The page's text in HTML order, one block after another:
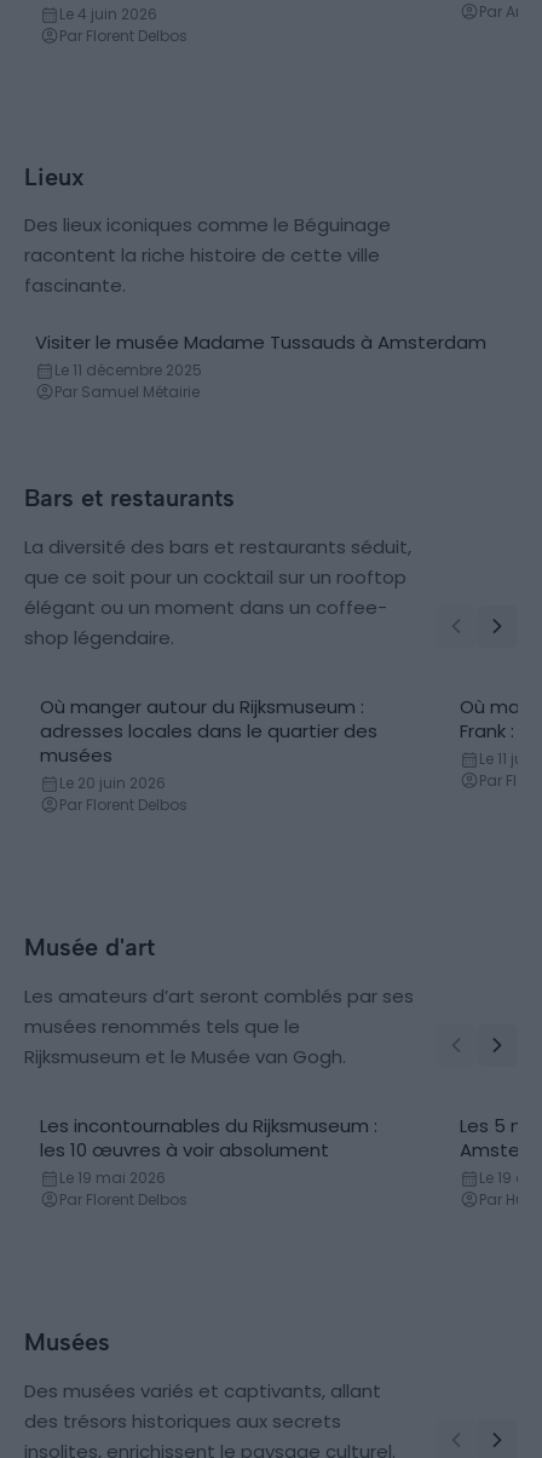
l’avance
Le 4 juin 2026
Par Florent Delbos
Par
Lieux
Des lieux iconiques comme le Béguinage
racontent la riche histoire de cette ville
fascinante.
Musée de cire
Visiter le musée Madame Tussauds à Amsterdam
Le 11 décembre 2025
Par Samuel Métairie
Bars et restaurants
La diversité des bars et restaurants séduit,
que ce soit pour un cocktail sur un rooftop
élégant ou un moment dans un coffee-
shop légendaire.
Où manger autour du Rijksmuseum :
adresses locales dans le quartier des
musées
Le 20 juin 2026
Par Florent Delbos
Où
Frank :
Le 11
Par
Musée d'art
Les amateurs d’art seront comblés par ses
musées renommés tels que le
Rijksmuseum et le Musée van Gogh.
Les incontournables du Rijksmuseum :
les 10 œuvres à voir absolument
Le 19 mai 2026
Par Florent Delbos
Les 5
Le 19
Par
Musées
Des musées variés et captivants, allant
des trésors historiques aux secrets
insolites, enrichissent le paysage culturel.